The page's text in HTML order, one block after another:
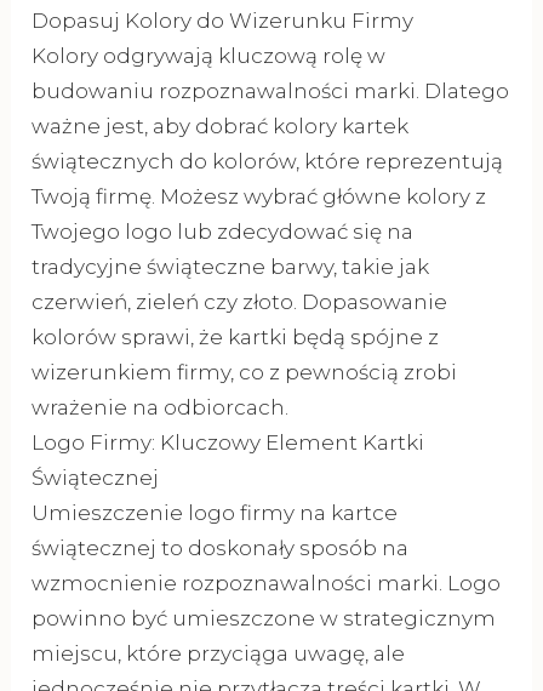
Dopasuj Kolory do Wizerunku Firmy
Kolory odgrywają kluczową rolę w
budowaniu rozpoznawalności marki. Dlatego
ważne jest, aby dobrać kolory kartek
świątecznych do kolorów, które reprezentują
Twoją firmę. Możesz wybrać główne kolory z
Twojego logo lub zdecydować się na
tradycyjne świąteczne barwy, takie jak
czerwień, zieleń czy złoto. Dopasowanie
kolorów sprawi, że kartki będą spójne z
wizerunkiem firmy, co z pewnością zrobi
wrażenie na odbiorcach.
Logo Firmy: Kluczowy Element Kartki
Świątecznej
Umieszczenie logo firmy na kartce
świątecznej to doskonały sposób na
wzmocnienie rozpoznawalności marki. Logo
powinno być umieszczone w strategicznym
miejscu, które przyciąga uwagę, ale